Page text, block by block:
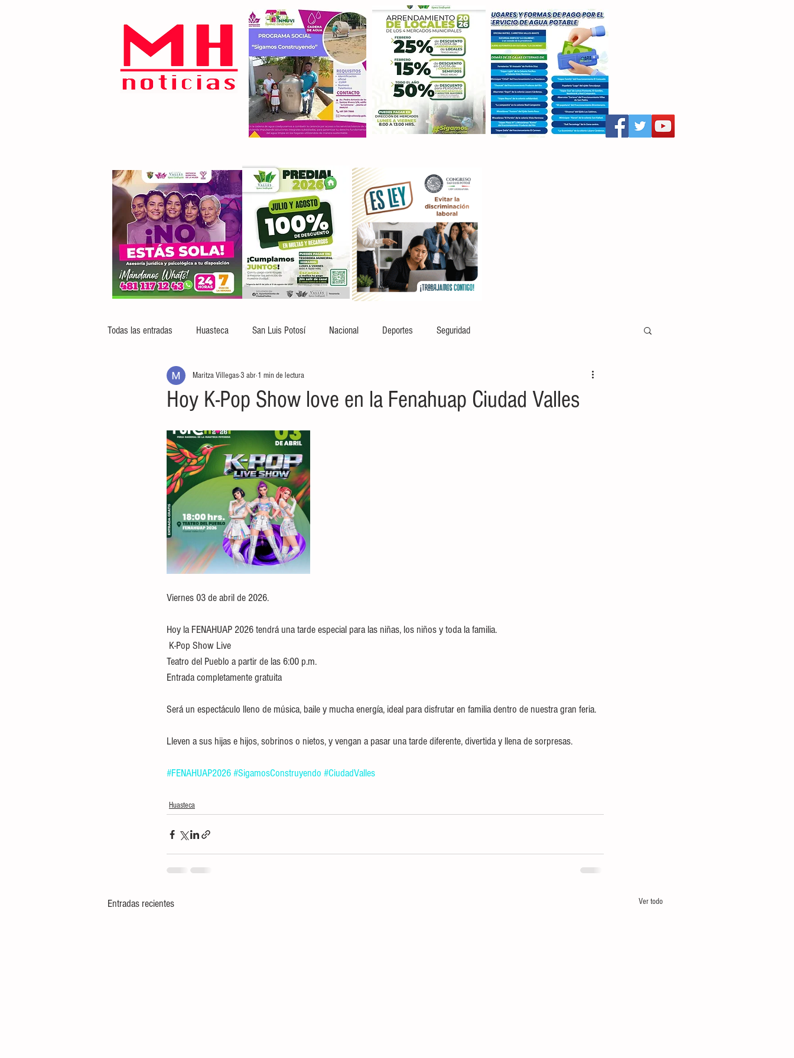
Todas las entradas Huasteca San Luis Potosí Nacional Deportes Seguridad
Hoy K-Pop Show love en la Fenahuap Ciudad Valles
Maritza Villegas3 abr 1 min de lectura
Viernes 03 de abril de 2026.
Hoy la FENAHUAP 2026 tendrá una tarde especial para las niñas, los niños y toda la familia.
K-Pop Show Live
Teatro del Pueblo a partir de las 6:00 p.m.
Entrada completamente gratuita
Será un espectáculo lleno de música, baile y mucha energía, ideal para disfrutar en familia dentro de nuestra gran feria.
Lleven a sus hijas e hijos, sobrinos o nietos, y vengan a pasar una tarde diferente, divertida y llena de sorpresas.
#FENAHUAP2026#SigamosConstruyendo #CiudadValles
Huasteca
Entradas recientes Ver todo